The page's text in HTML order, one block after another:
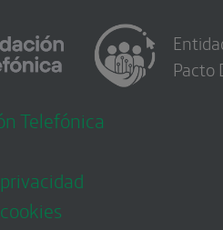
Telefónica
Pacto